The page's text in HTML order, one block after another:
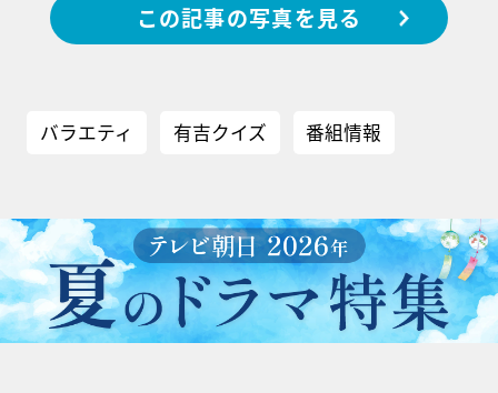
この記事の写真を見る
バラエティ 有吉クイズ 番組情報